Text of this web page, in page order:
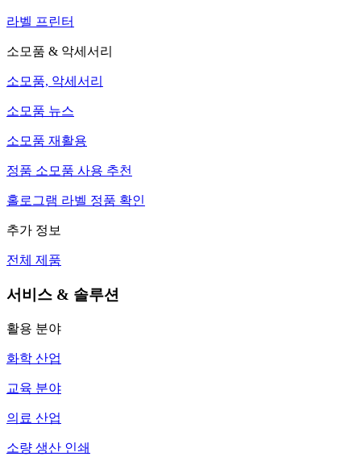
라벨 프린터
소모품 & 악세서리
소모품, 악세서리
소모품 뉴스
소모품 재활용
정품 소모품 사용 추천
홀로그램 라벨 정품 확인
추가 정보
전체 제품
서비스 & 솔루션
활용 분야
화학 산업
교육 분야
의료 산업
소량 생산 인쇄